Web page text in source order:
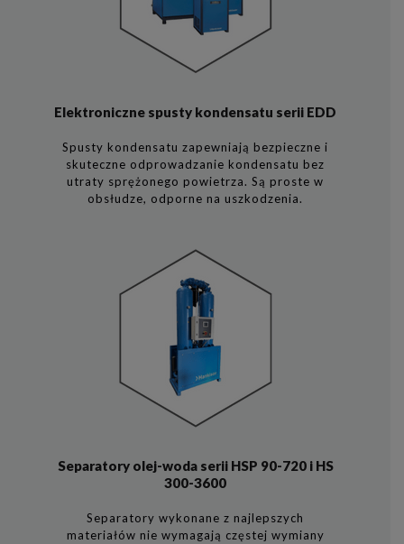
Elektroniczne spusty kondensatu serii EDD
Spusty kondensatu zapewniają bezpieczne i
skuteczne odprowadzanie kondensatu bez
utraty sprężonego powietrza. Są proste w
obsłudze, odporne na uszkodzenia.
Separatory olej-woda serii HSP 90-720 i HS
300-3600
Separatory wykonane z najlepszych
materiałów nie wymagają częstej wymiany